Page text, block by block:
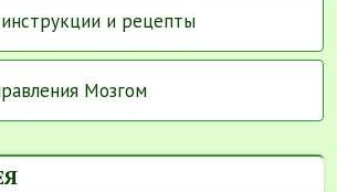
и рецепты
Мозгом